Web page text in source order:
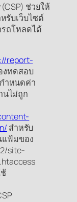
(CSP) ช่วยให้
รับเว็บไซต์
รถโหลดได้
report-
ทดสอบ
ำหนดค่า
นไม่ถูก
สำหรับ
แฟ้มของ
site-